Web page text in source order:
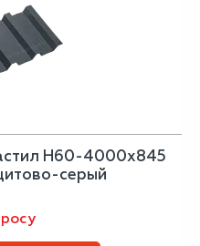
Н60-4000х845
серый